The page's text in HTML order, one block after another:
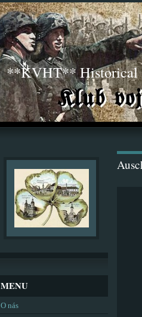
**KVHT** Historical
MENU
O nás